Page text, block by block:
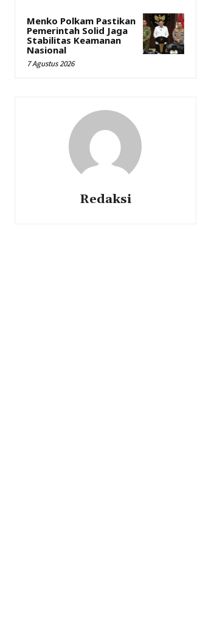
Menko Polkam Pastikan
Pemerintah Solid Jaga
Stabilitas Keamanan
Nasional
7 Agustus 2026
Redaksi